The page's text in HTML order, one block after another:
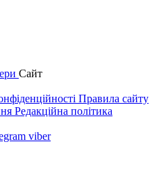
Сайт
Правила сайту
Редакційна політика
viber